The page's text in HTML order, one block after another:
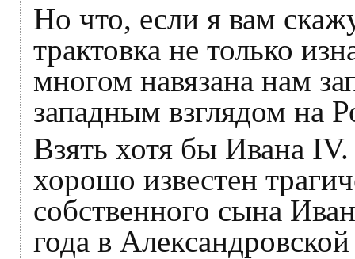
Но что, если я вам
трактовка не только
многом навязана нам
западным взглядом на
Взять хотя бы Ивана
хорошо известен
собственного сына
года в